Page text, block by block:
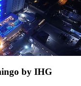
by IHG